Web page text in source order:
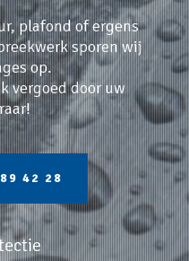
plafond of ergens
sporen wij
op.
vergoed door uw
42 28